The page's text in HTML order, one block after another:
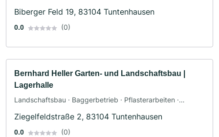
Biberger Feld 19, 83104 Tuntenhausen
0.0 (0)
Bernhard Heller Garten- und Landschaftsbau |
Lagerhalle
Landschaftsbau · Baggerbetrieb · Pflasterarbeiten ·
Ziegelfeldstraße 2, 83104 Tuntenhausen
0.0 (0)